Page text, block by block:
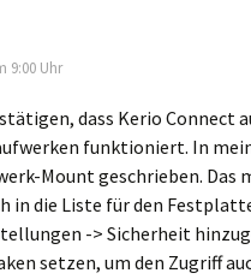
9:00 Uhr
dass Kerio Connect
funktioniert. In
Mount geschrieben. Das
in die Liste für den
-> Sicherheit
setzen, um den Zugriff